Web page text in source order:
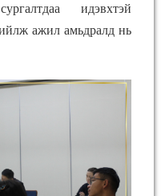
идэвхтэй
ажил амьдралд нь